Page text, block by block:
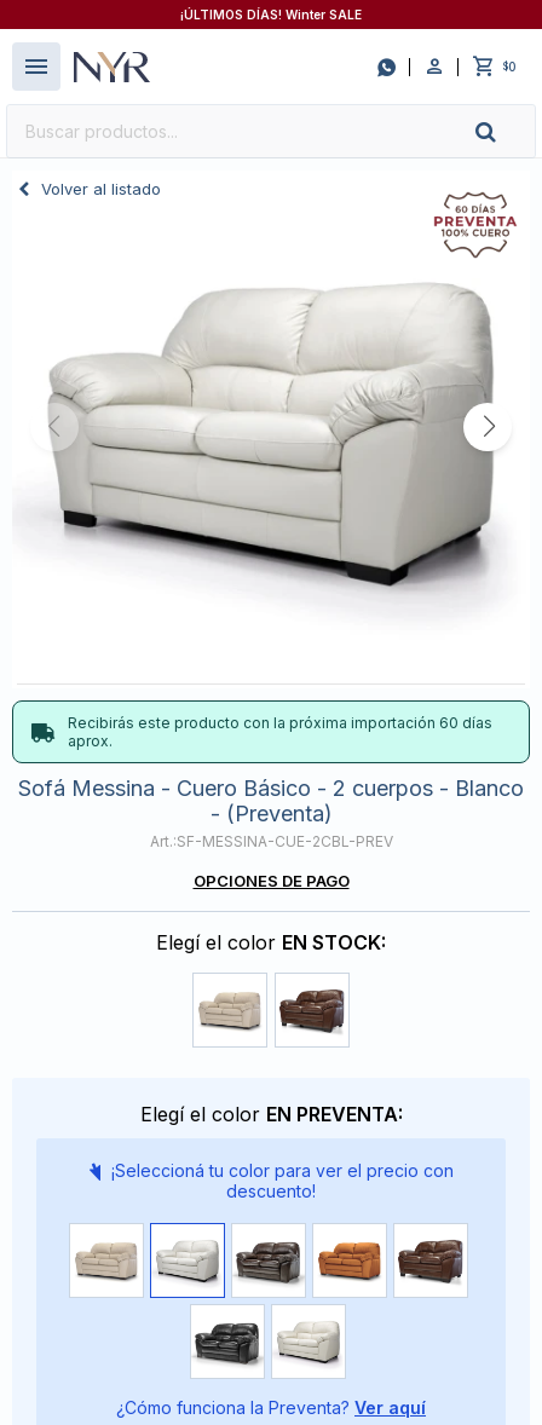
¡ÚLTIMOS DÍAS! Winter SALE
 $0
menu
Volver al listado
Recibirás este producto con la próxima importación 60 días
aprox.
Sofá Messina - Cuero Básico - 2 cuerpos - Blanco
- (Preventa)
SF-MESSINA-CUE-2CBL-PREV
OPCIONES DE PAGO
Elegí el color EN STOCK:
Elegí el color EN PREVENTA:
¡Seleccioná tu color para ver el precio con
descuento!
¿Cómo funciona la Preventa? Ver aquí
close